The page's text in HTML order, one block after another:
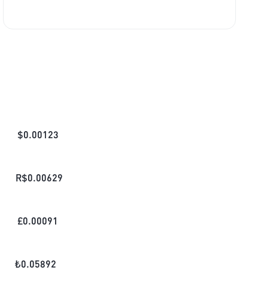
$0.00123
R$0.00629
£0.00091
₺0.05892